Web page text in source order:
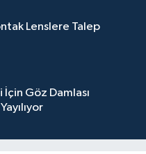
Lenslere Talep
İçin Göz Damlası